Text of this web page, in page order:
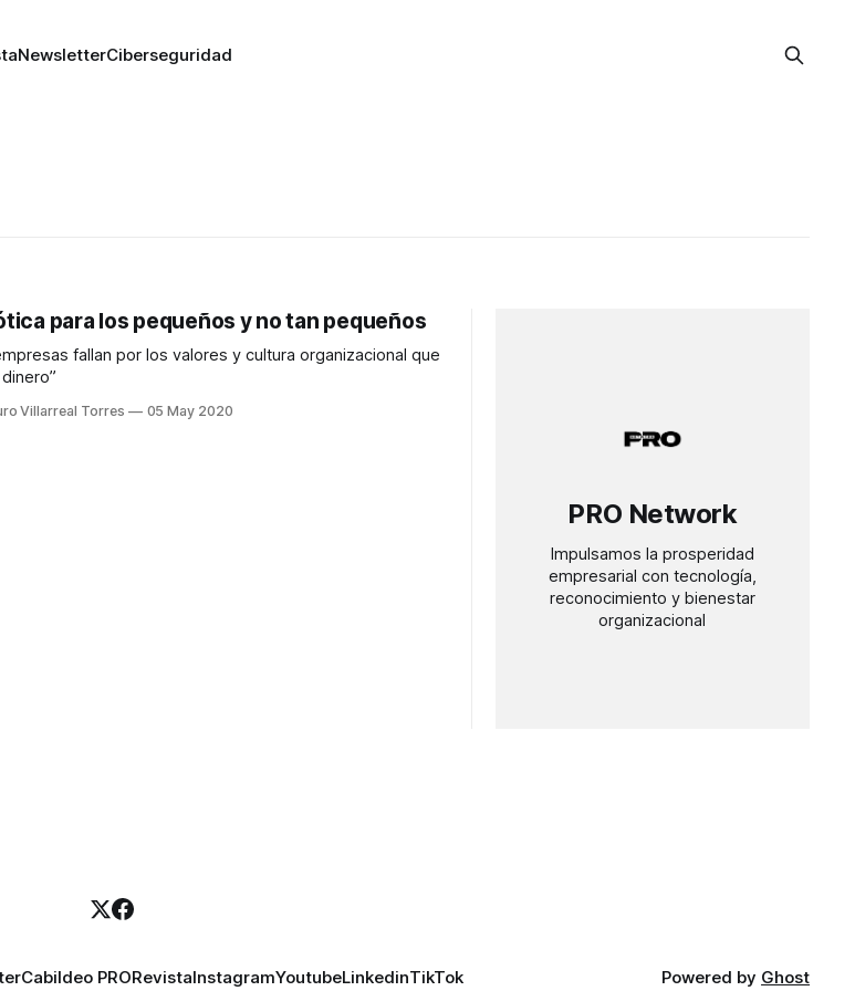
NewsletterCiberseguridad
para los pequeños y no tan pequeños
fallan por los valores y cultura organizacional que
Villarreal Torres 05 May 2020
PRO Network
Impulsamos la prosperidad
empresarial con tecnología,
reconocimiento y bienestar
organizacional
Cabildeo PRORevistaInstagramYoutubeLinkedinTikTok Powered by Ghost